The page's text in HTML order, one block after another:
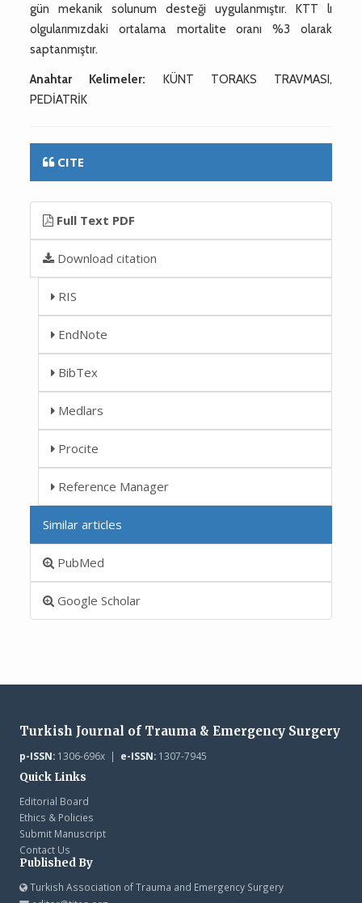
gün mekanik solunum desteği uygulanmıştır. KTT lı
olgularımızdaki ortalama mortalite oranı %3 olarak
saptanmıştır.
Anahtar Kelimeler: KÜNT TORAKS TRAVMASI,
PEDİATRİK
CITE
Full Text PDF
Download citation
RIS
EndNote
BibTex
Medlars
Procite
Reference Manager
Similar articles
PubMed
Google Scholar
Turkish Journal of Trauma & Emergency Surgery
p-ISSN:1306-696x | e-ISSN:1307-7945
Quick Links
Editorial Board
Ethics & Policies
Submit Manuscript
Contact Us
Published By
Turkish Association of Trauma and Emergency Surgery